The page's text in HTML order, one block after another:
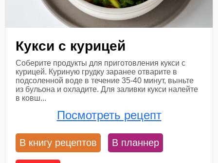
Кукси с курицей
Соберите продукты для приготовления кукси с
курицей. Куриную грудку заранее отварите в
подсоленной воде в течение 35-40 минут, выньте
из бульона и охладите. Для заливки кукси налейте
в ковш...
Посмотреть рецепт
В книгу рецептов В планнер